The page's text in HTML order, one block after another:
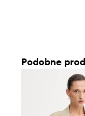
- Długość
- Długość: 75
- Szerokość
- Wymiary
Podobne